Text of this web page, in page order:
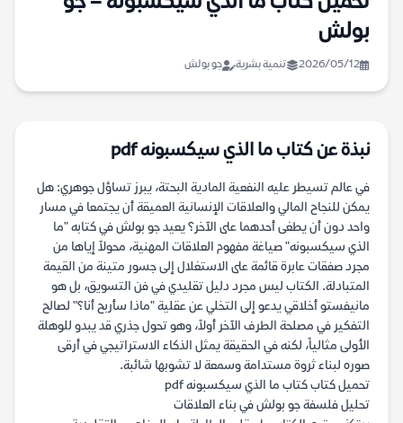
بولش
2026/05/12 تنمية بشرية جو بولش
نبذة عن كتاب ما الذي سيكسبونه pdf
في عالم تسيطر عليه النفعية المادية البحتة، يبرز تساؤل جوهري: هل
يمكن للنجاح المالي والعلاقات الإنسانية العميقة أن يجتمعا في مسار
واحد دون أن يطغى أحدهما على الآخر؟ يعيد جو بولش في كتابه "ما
الذي سيكسبونه" صياغة مفهوم العلاقات المهنية، محولاً إياها من
مجرد صفقات عابرة قائمة على الاستغلال إلى جسور متينة من القيمة
المتبادلة. الكتاب ليس مجرد دليل تقليدي في فن التسويق، بل هو
مانيفستو أخلاقي يدعو إلى التخلي عن عقلية "ماذا سأربح أنا؟" لصالح
التفكير في مصلحة الطرف الآخر أولاً، وهو تحول جذري قد يبدو للوهلة
الأولى مثالياً، لكنه في الحقيقة يمثل الذكاء الاستراتيجي في أرقى
صوره لبناء ثروة مستدامة وسمعة لا تشوبها شائبة.
تحميل كتاب كتاب ما الذي سيكسبونه pdf
تحليل فلسفة جو بولش في بناء العلاقات